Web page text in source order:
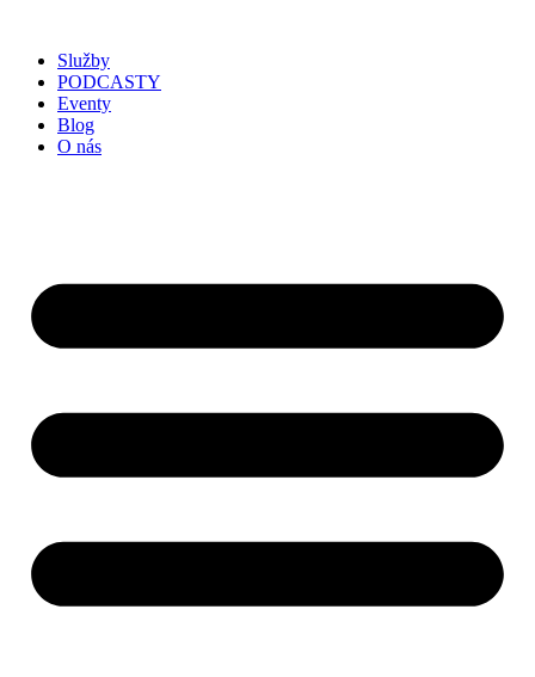
Služby
PODCASTY
Eventy
Blog
O nás